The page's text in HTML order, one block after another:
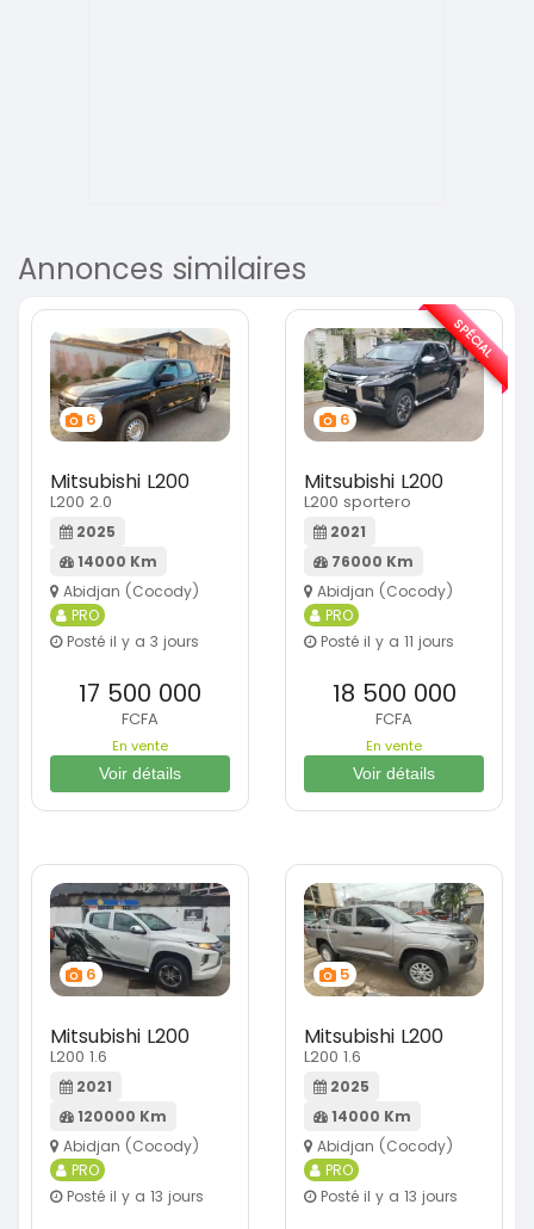
Annonces similaires
6
Mitsubishi L200
L200 2.0
2025
14000 Km
Abidjan (Cocody)
PRO
Posté il y a 3 jours
17 500 000
FCFA
En vente
Voir détails
6
Mitsubishi L200
L200 sportero
2021
76000 Km
Abidjan (Cocody)
PRO
Posté il y a 11 jours
18 500 000
FCFA
En vente
Voir détails
SPÉCIAL
6
Mitsubishi L200
L200 1.6
2021
120000 Km
Abidjan (Cocody)
PRO
Posté il y a 13 jours
5
Mitsubishi L200
L200 1.6
2025
14000 Km
Abidjan (Cocody)
PRO
Posté il y a 13 jours